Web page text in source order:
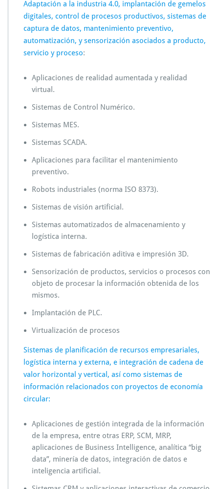
Adaptación a la industria 4.0, implantación de gemelos
digitales, control de procesos productivos, sistemas de
captura de datos, mantenimiento preventivo,
automatización, y sensorización asociados a producto,
servicio y proceso:
Aplicaciones de realidad aumentada y realidad
virtual.
Sistemas de Control Numérico.
Sistemas MES.
Sistemas SCADA.
Aplicaciones para facilitar el mantenimiento
preventivo.
Robots industriales (norma ISO 8373).
Sistemas de visión artificial.
Sistemas automatizados de almacenamiento y
logística interna.
Sistemas de fabricación aditiva e impresión 3D.
Sensorización de productos, servicios o procesos con
objeto de procesar la información obtenida de los
mismos.
Implantación de PLC.
Virtualización de procesos
Sistemas de planificación de recursos empresariales,
logística interna y externa, e integración de cadena de
valor horizontal y vertical, así como sistemas de
información relacionados con proyectos de economía
circular:
Aplicaciones de gestión integrada de la información
de la empresa, entre otras ERP, SCM, MRP,
aplicaciones de Business Intelligence, analítica “big
data”, minería de datos, integración de datos e
inteligencia artificial.